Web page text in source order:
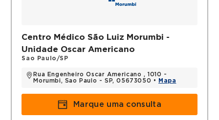
Centro Médico São Luiz Morumbi -
Unidade Oscar Americano
Sao Paulo/SP
Rua Engenheiro Oscar Americano , 1010 -
Morumbi, Sao Paulo - SP, 05673050 •
Mapa
Marque uma consulta